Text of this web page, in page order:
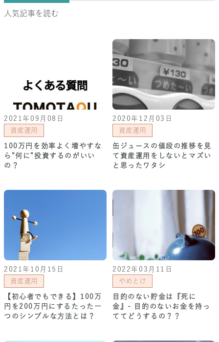
人気記事を読む
2021年09月08日
資産運用
100万円を効率よく増やすな
ら”何に”投資するのがいい
の？
2020年12月03日
資産運用
缶ジュースの値段の推移を見
て資産運用をしないとマズい
と思ったワタシ
2021年10月15日
資産運用
【初心者でもできる】100万
円を200万円にするたった一
つのシンプルな方法とは？
2022年03月11日
やめとけ
目的のない貯金は『死に
金』- 目的のないお金を持っ
ててどうするの？？